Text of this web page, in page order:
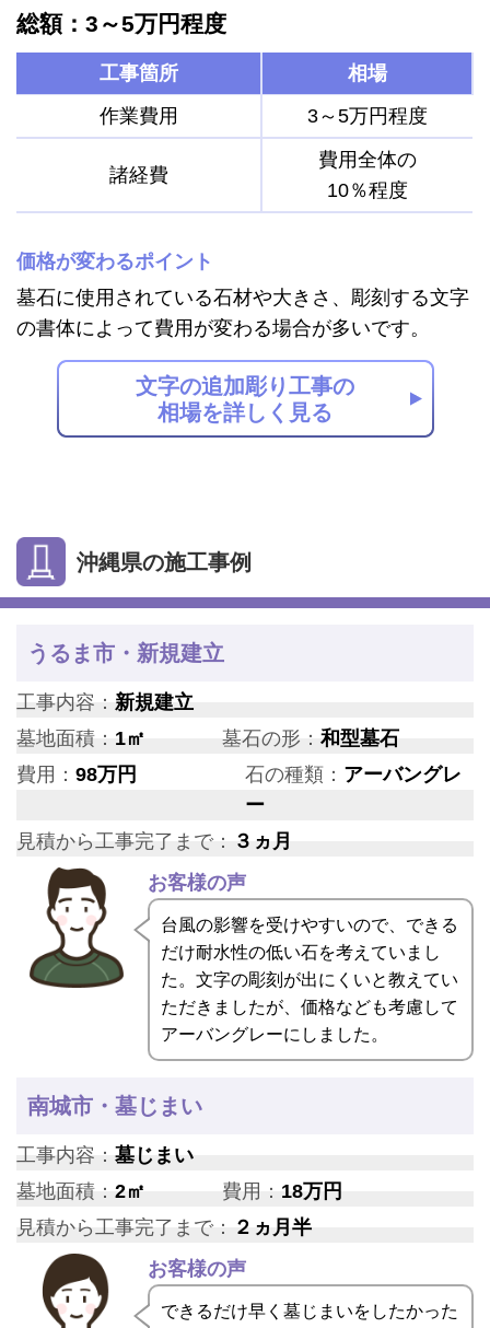
総額：3～5万円程度
工事箇所
相場
作業費用
3～5万円程度
諸経費
費用全体の
10％程度
価格が変わるポイント
墓石に使用されている石材や大きさ、彫刻する文字
の書体によって費用が変わる場合が多いです。
文字の追加彫り工事の
相場を詳しく見る
沖縄県の施工事例
うるま市・新規建立
工事内容： 新規建立
墓地面積： 1㎡ 墓石の形：和型墓石
費用： 98万円 石の種類： アーバングレ
ー
見積から工事完了まで： ３ヵ月
お客様の声
台風の影響を受けやすいので、できる
だけ耐水性の低い石を考えていまし
た。文字の彫刻が出にくいと教えてい
ただきましたが、価格なども考慮して
アーバングレーにしました。
南城市・墓じまい
工事内容： 墓じまい
墓地面積： 2㎡ 費用： 18万円
見積から工事完了まで： ２ヵ月半
お客様の声
できるだけ早く墓じまいをしたかった